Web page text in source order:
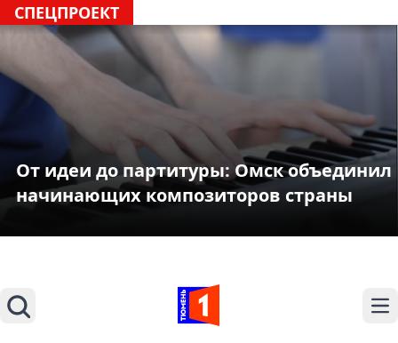
СПЕЦПРОЕКТ
От идеи до партитуры: Омск объединил
начинающих композиторов страны
Поиск